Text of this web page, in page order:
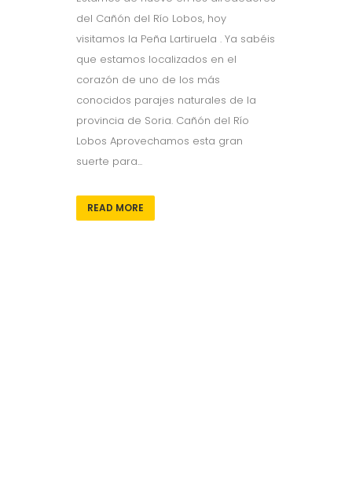
del Cañón del Río Lobos, hoy
visitamos la Peña Lartiruela . Ya sabéis
que estamos localizados en el
corazón de uno de los más
conocidos parajes naturales de la
provincia de Soria. Cañón del Río
Lobos Aprovechamos esta gran
suerte para...
READ MORE